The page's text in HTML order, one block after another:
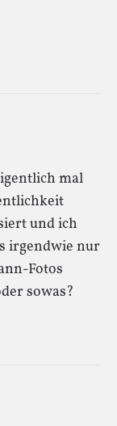
mal
und ich
irgendwie nur
Fotos
sowas?